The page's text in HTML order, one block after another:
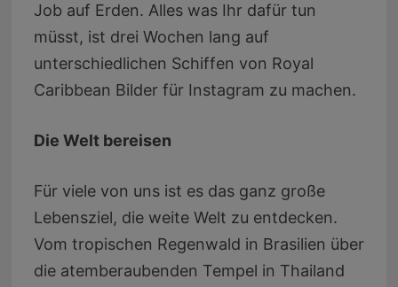
Job auf Erden. Alles was Ihr dafür tun
müsst, ist drei Wochen lang auf
unterschiedlichen Schiffen von Royal
Caribbean Bilder für Instagram zu machen.
Die Welt bereisen
Für viele von uns ist es das ganz große
Lebensziel, die weite Welt zu entdecken.
Vom tropischen Regenwald in Brasilien über
die atemberaubenden Tempel in Thailand